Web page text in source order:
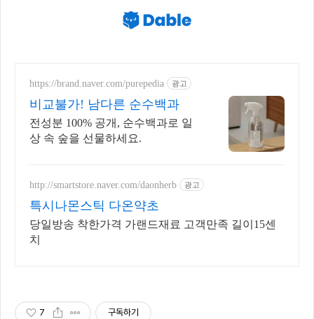
https://brand.naver.com/purepedia 광고
비교불가! 남다른 순수백과
전성분 100% 공개, 순수백과로 일
상 속 숲을 선물하세요.
http://smartstore.naver.com/daonherb 광고
특시나몬스틱 다온약초
당일방송 착한가격 가랜드재료 고객만족 길이15센
치
7 구독하기